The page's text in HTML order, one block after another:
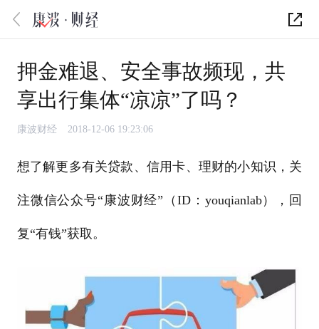
押金难退、安全事故频现，共
享出行集体“凉凉”了吗？
康波财经 2018-12-06 19:23:06
想了解更多有关贷款、信用卡、理财的小知识，关
注微信公众号“康波财经”（ID：youqianlab），回
复“有钱”获取。